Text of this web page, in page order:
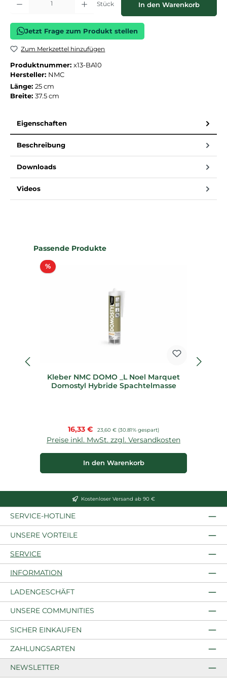
Stück In den Warenkorb
Jetzt Frage zum Produkt stellen
Zum Merkzettel hinzufügen
Produktnummer: x13-BA10
Hersteller: NMC
Länge: 25 cm
Breite: 37.5 cm
Eigenschaften
Beschreibung
Downloads
Videos
Produktgalerie überspringen
Passende Produkte
%Rabatt
Kleber NMC DOMO _L Noel Marquet
Domostyl Hybride Spachtelmasse
Verkaufspreis:
16,33 € Regulärer Preis:
23,60 € (30.81% gespart)
Preise inkl. MwSt. zzgl. Versandkosten
In den Warenkorb
Kostenloser Versand ab 90 €
SERVICE-HOTLINE
UNSERE VORTEILE
SERVICE
INFORMATION
LADENGESCHÄFT
UNSERE COMMUNITIES
SICHER EINKAUFEN
ZAHLUNGSARTEN
NEWSLETTER